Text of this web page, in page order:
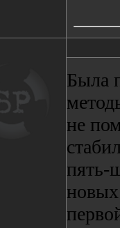
Была
не
пять-